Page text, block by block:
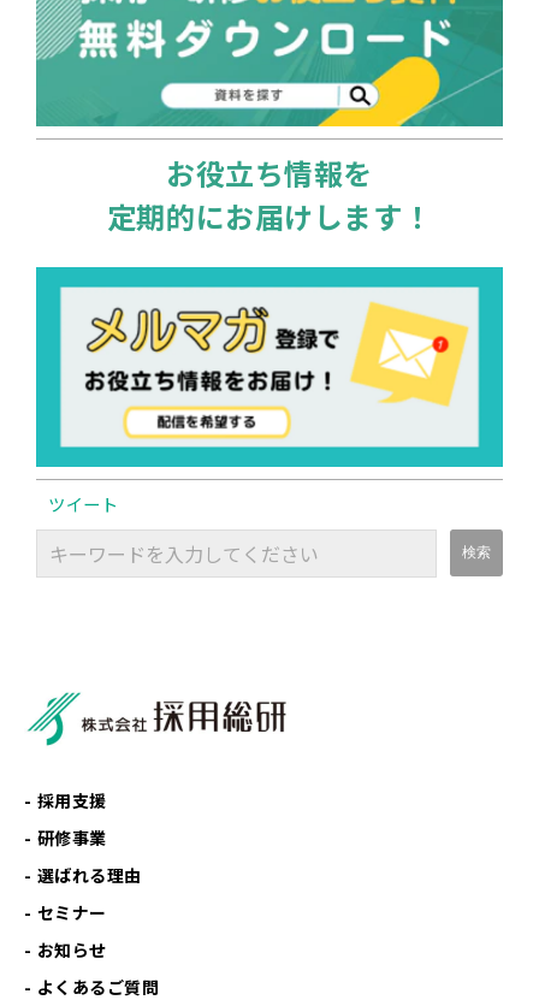
お役立ち情報を
定期的にお届けします！
ツイート
採用支援
研修事業
選ばれる理由
セミナー
お知らせ
よくあるご質問